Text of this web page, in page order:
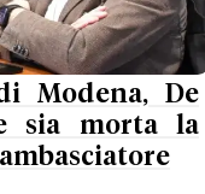
Modena, De
sia morta la